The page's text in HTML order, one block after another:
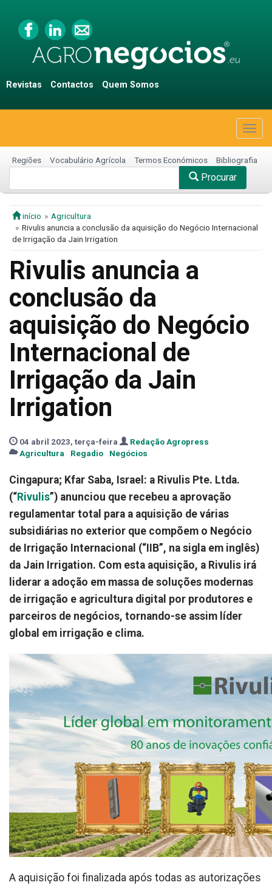
Revistas Contactos Quem Somos
Regiões Vocabulário Agrícola Termos Económicos Bibliografia
Procurar
início
Agricultura
Rivulis anuncia a conclusão da aquisição do Negócio Internacional
de Irrigação da Jain Irrigation
Rivulis anuncia a
conclusão da
aquisição do Negócio
Internacional de
Irrigação da Jain
Irrigation
04 abril 2023, terça-feira
Redação Agropress
Agricultura
Regadio Negócios
Cingapura; Kfar Saba, Israel: a Rivulis Pte. Ltda.
(“Rivulis”) anunciou que recebeu a aprovação
regulamentar total para a aquisição de várias
subsidiárias no exterior que compõem o Negócio
de Irrigação Internacional (“IIB”, na sigla em inglês)
da Jain Irrigation. Com esta aquisição, a Rivulis irá
liderar a adoção em massa de soluções modernas
de irrigação e agricultura digital por produtores e
parceiros de negócios, tornando-se assim líder
global em irrigação e clima.
A aquisição foi finalizada após todas as autorizações